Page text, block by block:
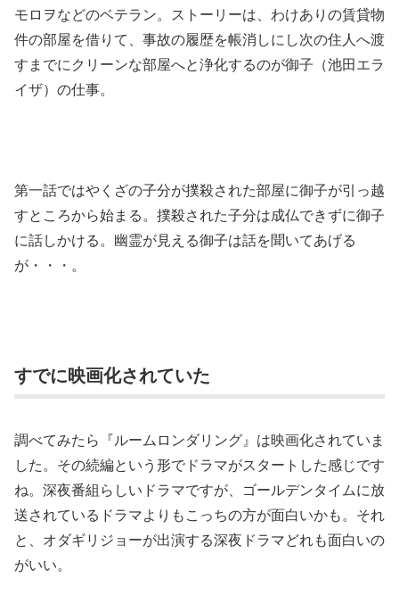
モロヲなどのベテラン。ストーリーは、わけありの賃貸物
件の部屋を借りて、事故の履歴を帳消しにし次の住人へ渡
すまでにクリーンな部屋へと浄化するのが御子（池田エラ
イザ）の仕事。
第一話ではやくざの子分が撲殺された部屋に御子が引っ越
すところから始まる。撲殺された子分は成仏できずに御子
に話しかける。幽霊が見える御子は話を聞いてあげる
が・・・。
すでに映画化されていた
調べてみたら『ルームロンダリング』は映画化されていま
した。その続編という形でドラマがスタートした感じです
ね。深夜番組らしいドラマですが、ゴールデンタイムに放
送されているドラマよりもこっちの方が面白いかも。それ
と、オダギリジョーが出演する深夜ドラマどれも面白いの
がいい。